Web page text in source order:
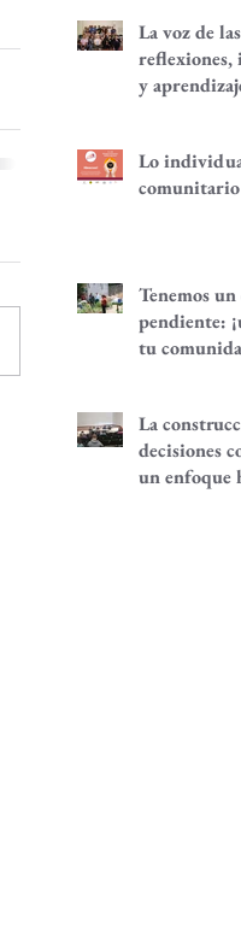
La voz de
reflexiones,
y
Lo
Tenemos un
pendiente:
tu
La
decisiones
un enfoque